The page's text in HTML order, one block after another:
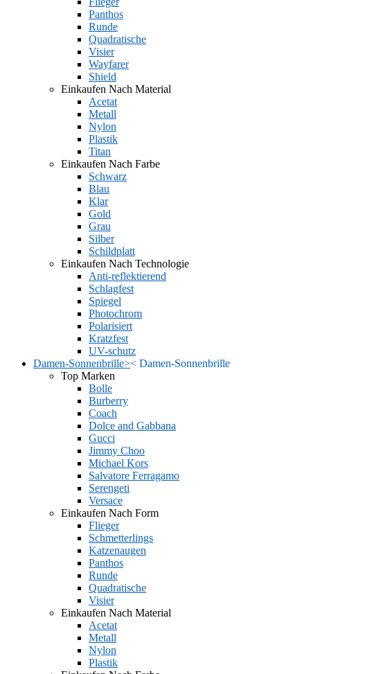
Panthos
Runde
Quadratische
Visier
Wayfarer
Shield
Einkaufen Nach Material
Acetat
Metall
Nylon
Plastik
Titan
Einkaufen Nach Farbe
Schwarz
Blau
Klar
Gold
Grau
Silber
Schildplatt
Einkaufen Nach Technologie
Anti-reflektierend
Schlagfest
Spiegel
Photochrom
Polarisiert
Kratzfest
UV-schutz
Damen-Sonnenbrille>< Damen-Sonnenbrille
Top Marken
Bolle
Burberry
Coach
Dolce and Gabbana
Gucci
Jimmy Choo
Michael Kors
Salvatore Ferragamo
Serengeti
Versace
Einkaufen Nach Form
Flieger
Schmetterlings
Katzenaugen
Panthos
Runde
Quadratische
Visier
Einkaufen Nach Material
Acetat
Metall
Nylon
Plastik